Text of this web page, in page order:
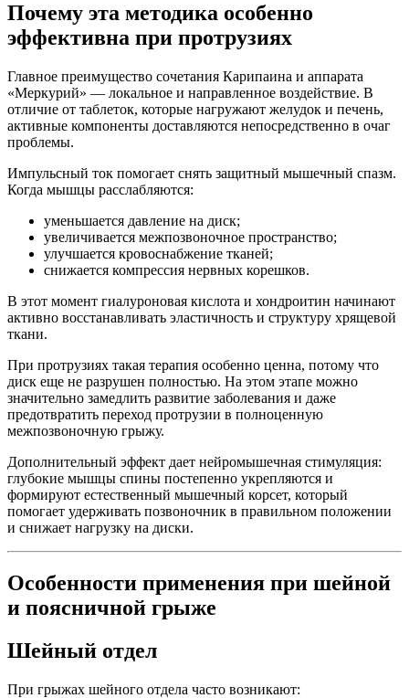
Почему эта методика особенно
эффективна при протрузиях
Главное преимущество сочетания Карипаина и аппарата
«Меркурий» — локальное и направленное воздействие. В
отличие от таблеток, которые нагружают желудок и печень,
активные компоненты доставляются непосредственно в очаг
проблемы.
Импульсный ток помогает снять защитный мышечный спазм.
Когда мышцы расслабляются:
уменьшается давление на диск;
увеличивается межпозвоночное пространство;
улучшается кровоснабжение тканей;
снижается компрессия нервных корешков.
В этот момент гиалуроновая кислота и хондроитин начинают
активно восстанавливать эластичность и структуру хрящевой
ткани.
При протрузиях такая терапия особенно ценна, потому что
диск еще не разрушен полностью. На этом этапе можно
значительно замедлить развитие заболевания и даже
предотвратить переход протрузии в полноценную
межпозвоночную грыжу.
Дополнительный эффект дает нейромышечная стимуляция:
глубокие мышцы спины постепенно укрепляются и
формируют естественный мышечный корсет, который
помогает удерживать позвоночник в правильном положении
и снижает нагрузку на диски.
Особенности применения при шейной
и поясничной грыже
Шейный отдел
При грыжах шейного отдела часто возникают: